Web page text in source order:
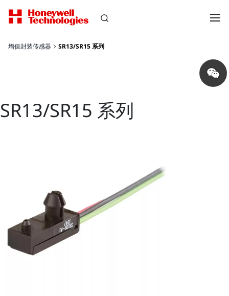
增值封装传感器 SR13/SR15 系列
Share
on
wechat
SR13/SR15 系列